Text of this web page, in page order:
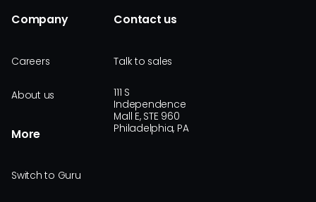
Company
Careers
About us
More
Switch to Guru
Contact us
Talk to sales
111 S
Independence
Mall E, STE 960
Philadelphia, PA